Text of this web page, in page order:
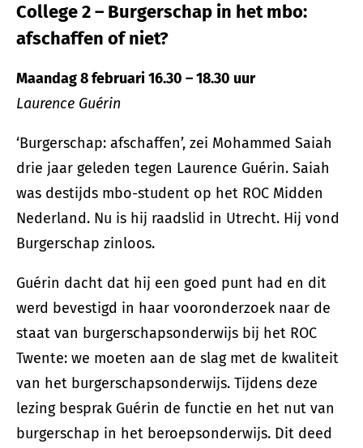
College 2 – Burgerschap in het mbo:
afschaffen of niet?
Maandag 8 februari 16.30 – 18.30 uur
Laurence Guérin
‘Burgerschap: afschaffen’, zei Mohammed Saiah
drie jaar geleden tegen Laurence Guérin. Saiah
was destijds mbo-student op het ROC Midden
Nederland. Nu is hij raadslid in Utrecht. Hij vond
Burgerschap zinloos.
Guérin dacht dat hij een goed punt had en dit
werd bevestigd in haar vooronderzoek naar de
staat van burgerschapsonderwijs bij het ROC
Twente: we moeten aan de slag met de kwaliteit
van het burgerschapsonderwijs. Tijdens deze
lezing besprak Guérin de functie en het nut van
burgerschap in het beroepsonderwijs. Dit deed